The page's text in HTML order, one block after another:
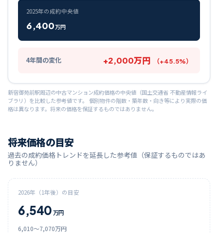
2025年の成約中央値
6,400万円
4年間の変化 +2,000万円 （+45.5%）
新宿御苑前駅周辺の中古マンション成約価格の中央値（国土交通省 不動産情報ライ
ブラリ）を比較した参考値です。 個別物件の階数・築年数・向き等により実際の価
格は異なります。将来の価格を保証するものではありません。
将来価格の目安
過去の成約価格トレンドを延長した参考値（保証するものではあ
りません）
2026年（1年後）の目安
6,540 万円
6,010〜7,070万円